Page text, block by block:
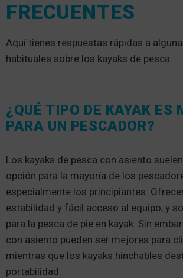
FRECUENTES
Aquí tienes respuestas rápidas a
habituales sobre los kayaks de pesca:
¿QUÉ TIPO DE KAYAK ES
PARA UN PESCADOR?
Los kayaks de pesca con asiento
opción para la mayoría de los
especialmente los principiantes.
estabilidad y fácil acceso al equipo, y
para la pesca de pie en kayak. Sin
con asiento pueden ser mejores para
mientras que los kayaks hinchables
portabilidad.